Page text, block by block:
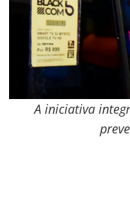
A iniciativa